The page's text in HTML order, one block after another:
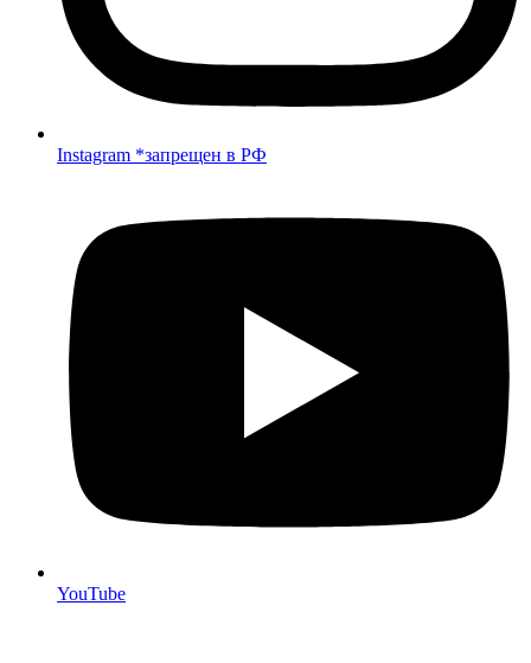
Instagram *запрещен в РФ
YouTube